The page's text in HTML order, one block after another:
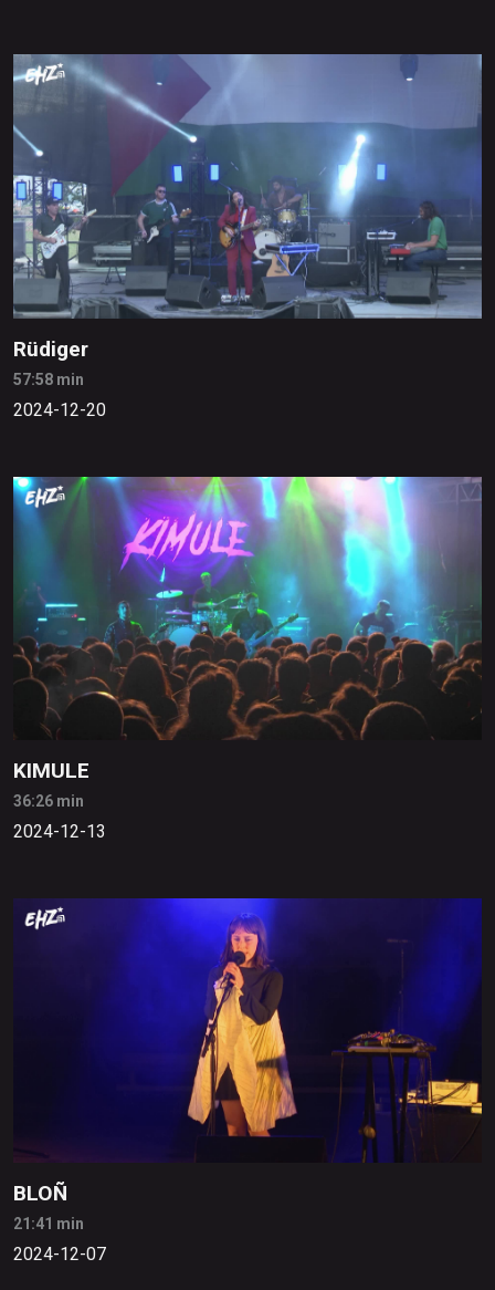
Rüdiger
57:58 min
2024-12-20
KIMULE
36:26 min
2024-12-13
BLOÑ
21:41 min
2024-12-07